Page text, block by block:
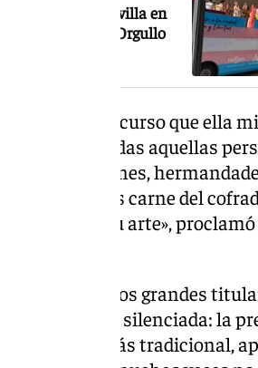
del Pride de Sevilla en
del Orgullo
en un discurso que ella
reivindicó a todas aquellas
tradiciones,
«Somos carne del
su tiempo y su arte»,
en uno de los grandes
tantas veces silenciada: la
de la Sevilla más tradicional,